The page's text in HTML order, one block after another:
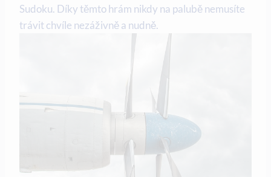
Sudoku. Díky těmto hrám nikdy na palubě nemusíte
trávit chvíle nezáživně a nudně.